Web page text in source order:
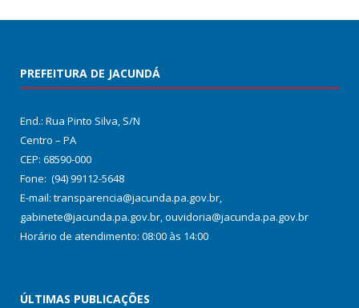
PREFEITURA DE JACUNDÁ
End.: Rua Pinto Silva, S/N
Centro – PA
CEP: 68590-000
Fone: (94) 99112-5648
E-mail: transparencia@jacunda.pa.gov.br,
gabinete@jacunda.pa.gov.br, ouvidoria@jacunda.pa.gov.br
Horário de atendimento: 08:00 às 14:00
ÚLTIMAS PUBLICAÇÕES